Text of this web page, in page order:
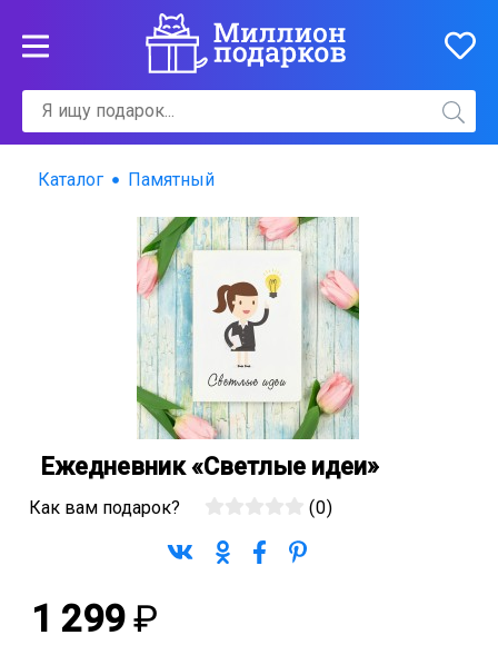
Каталог Памятный
Ежедневник «Светлые идеи»
Как вам подарок? (0)
1 299 ₽